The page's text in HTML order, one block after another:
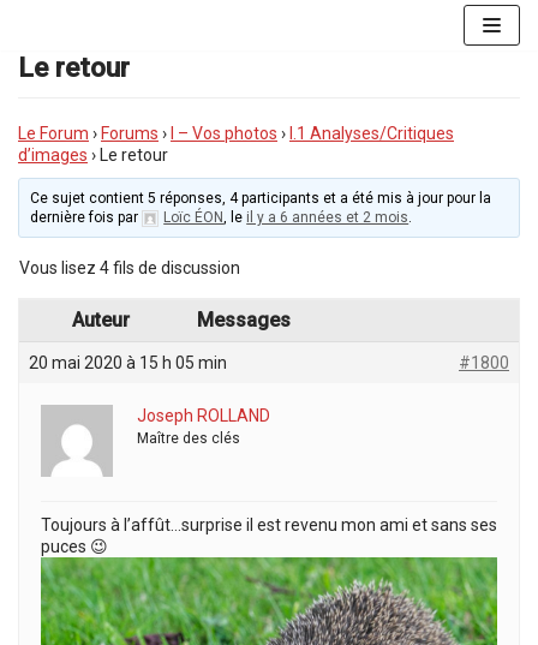
au
contenu
Le retour
Le Forum › Forums › I – Vos photos ›
I.1 Analyses/Critiques
d’images › Le retour
Ce sujet contient 5 réponses, 4 participants et a été mis à jour pour la
dernière fois par
Loïc ÉON, le il y a 6 années et 2 mois.
Vous lisez 4 fils de discussion
Auteur Messages
20 mai 2020 à 15 h 05 min #1800
Joseph ROLLAND
Maître des clés
Toujours à l’affût…surprise il est revenu mon ami et sans ses
puces 😉